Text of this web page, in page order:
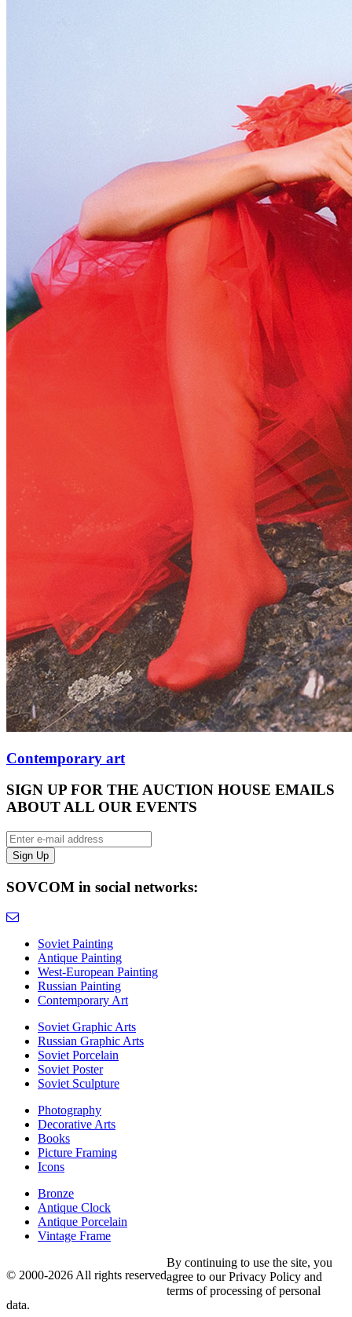
Contemporary art
SIGN UP FOR THE AUCTION HOUSE EMAILS
ABOUT ALL OUR EVENTS
SOVCOM in social networks:
Soviet Painting
Antique Painting
West-European Painting
Russian Painting
Contemporary Art
Soviet Graphic Arts
Russian Graphic Arts
Soviet Porcelain
Soviet Poster
Soviet Sculpture
Photography
Decorative Arts
Books
Picture Framing
Icons
Bronze
Antique Clock
Antique Porcelain
Vintage Frame
© 2000-2026 All rights reserved
By continuing to use the site, you
agree to our Privacy Policy and
terms of processing of personal
data.